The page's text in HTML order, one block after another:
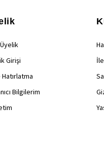
Girişi
Bilgilerim